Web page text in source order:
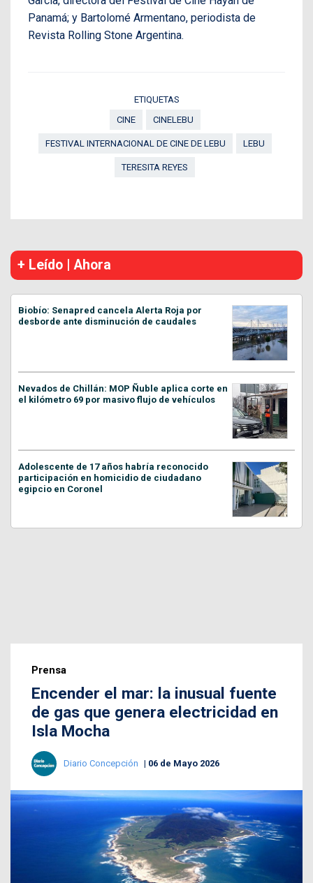
Panamá; y Bartolomé Armentano, periodista de
Revista Rolling Stone Argentina.
ETIQUETAS
CINE
CINELEBU
FESTIVAL INTERNACIONAL DE CINE DE LEBU LEBU
TERESITA REYES
+ Leído | Ahora
Biobío: Senapred cancela Alerta Roja por
desborde ante disminución de caudales
Nevados de Chillán: MOP Ñuble aplica corte en
el kilómetro 69 por masivo flujo de vehículos
Adolescente de 17 años habría reconocido
participación en homicidio de ciudadano
egipcio en Coronel
Prensa
Encender el mar: la inusual fuente
de gas que genera electricidad en
Isla Mocha
Diario Concepción 06 de Mayo 2026